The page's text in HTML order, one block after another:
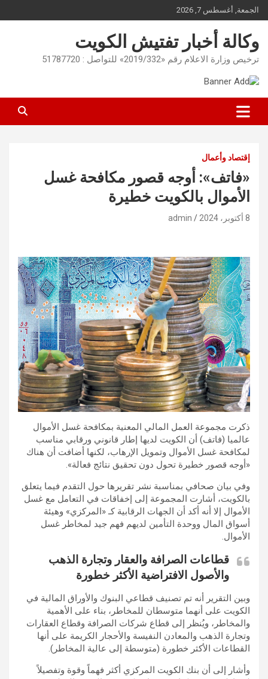
Skip
to
content
الجمعة, أغسطس 7, 2026
وكالة أخبار تفتيش الكويت
ترخيص وزارة الاعلام رقم «2019/332» للتواصل : 51787720
إقتصاد وأعمال
«فاتف»: أوجه قصور مكافحة غسل
الأموال بالكويت خطيرة
8 أكتوبر، 2024 admin
ذكرت مجموعة العمل المالي المعنية بمكافحة غسل الأموال
عالميا (فاتف) أن الكويت لديها إطار قانوني ورقابي مناسب
لمكافحة غسل الأموال وتمويل الإرهاب، لكنها أضافت أن هناك
«أوجه قصور خطيرة تحول دون تحقيق نتائج فعالة».
وفي بيان صحافي بمناسبة نشر تقريرها حول التقدم فيما يتعلق
بالكويت، أشارت المجموعة إلى إخفاقات في التعامل مع غسل
الأموال إلا أنه أكد أن الجهات الرقابية كـ «المركزي» وهيئة
أسواق المال ووحدة التأمين لديهم فهم جيد لمخاطر غسل
الأموال.
قطاعات الصرافة والعقار وتجارة الذهب
والأصول الافتراضية الأكثر خطورة
وبين التقرير أنه تم تصنيف قطاعي البنوك والأوراق المالية في
الكويت على أنهما متوسطان للمخاطر، بناء على الأهمية
والمخاطر، ويُنظر إلى قطاع شركات الصرافة وقطاع العقارات
وتجارة الذهب والمعادن النفيسة والأحجار الكريمة على أنها
القطاعات الأكثر خطورة (متوسطة إلى عالية المخاطر).
وأشار إلى أن بنك الكويت المركزي أكثر فهماً وقوة وتفصيلاً